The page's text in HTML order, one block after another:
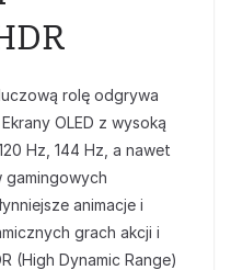
rolę odgrywa
OLED z wysoką
Hz, 144 Hz, a nawet
gamingowych
animacje i
grach akcji i
(High Dynamic Range)